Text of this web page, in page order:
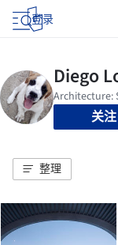
登录
关注
整理